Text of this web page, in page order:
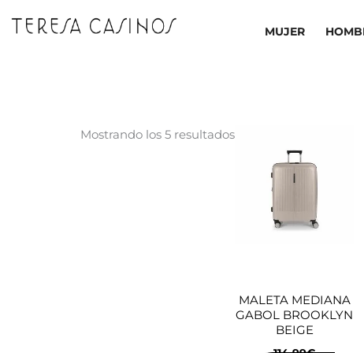
MUJER
Mostrando los 5 resultadosOrdenado
últimos
MALETA MEDIANA
GABOL BROOKLYN
BEIGE